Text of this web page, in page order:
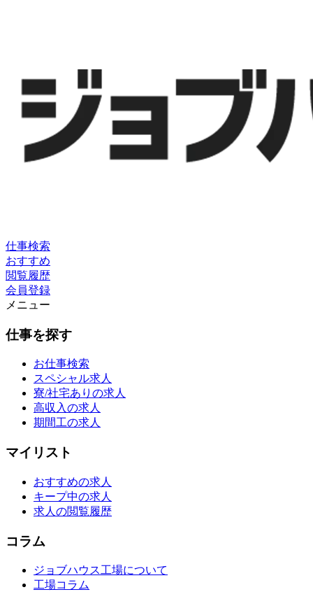
仕事検索
おすすめ
閲覧履歴
会員登録
メニュー
仕事を探す
お仕事検索
スペシャル求人
寮/社宅ありの求人
高収入の求人
期間工の求人
マイリスト
おすすめの求人
キープ中の求人
求人の閲覧履歴
コラム
ジョブハウス工場について
工場コラム